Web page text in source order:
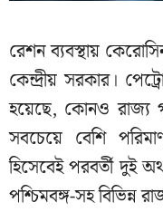
রেশন ব্যবস্থায়
কেন্দ্রীয় সরকার।
হয়েছে, কোনও রাজ্য
সবচেয়ে বেশি
হিসেবেই পরবর্তী দুই
পশ্চিমবঙ্গ-সহ বিভিন্ন